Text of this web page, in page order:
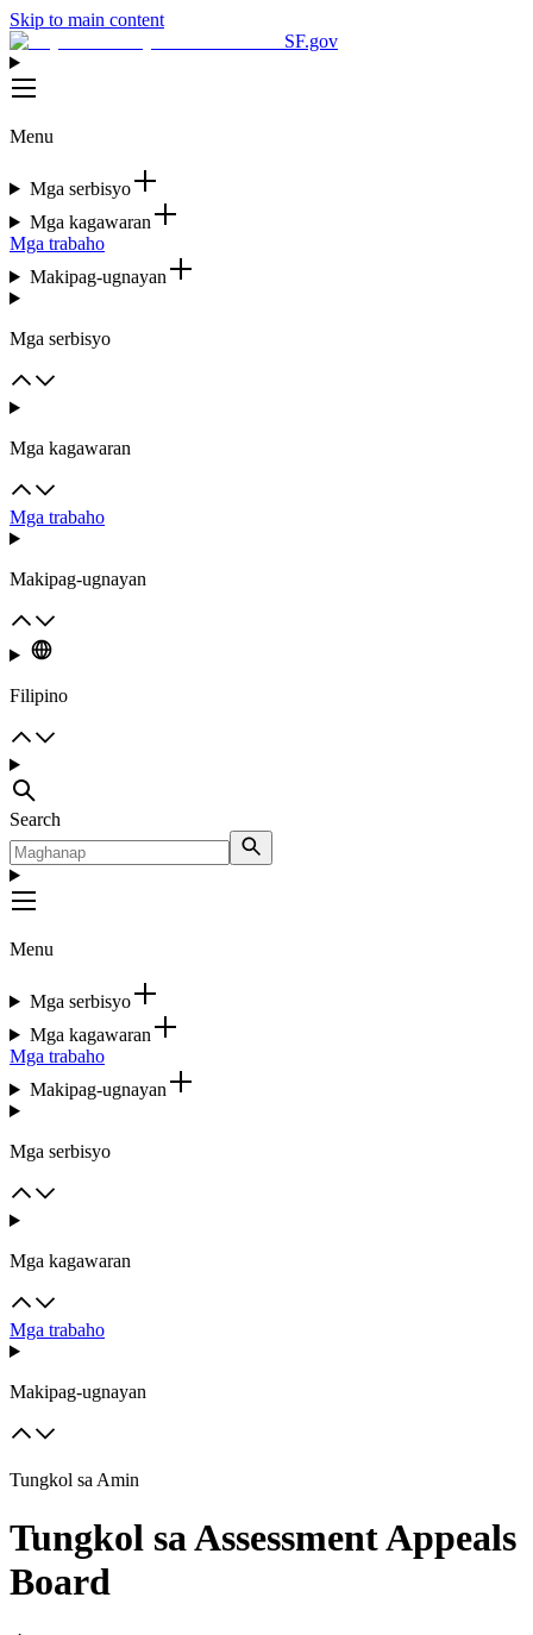
Skip to main content
SF.gov
Menu
Mga serbisyo
Mga kagawaran
Mga trabaho
Makipag-ugnayan
Mga serbisyo
Mga kagawaran
Mga trabaho
Makipag-ugnayan
Filipino
Search
Menu
Mga serbisyo
Mga kagawaran
Mga trabaho
Makipag-ugnayan
Mga serbisyo
Mga kagawaran
Mga trabaho
Makipag-ugnayan
Tungkol sa Amin
Tungkol sa Assessment Appeals
Board